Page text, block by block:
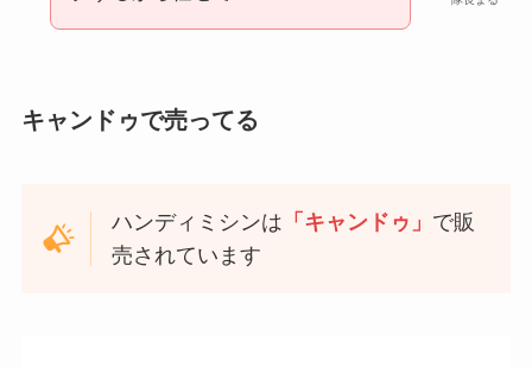
キャンドゥで売ってる
ハンディミシンは 「キャンドゥ」 で販
売されています